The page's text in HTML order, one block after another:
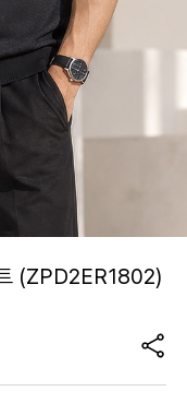
(ZPD2ER1802)